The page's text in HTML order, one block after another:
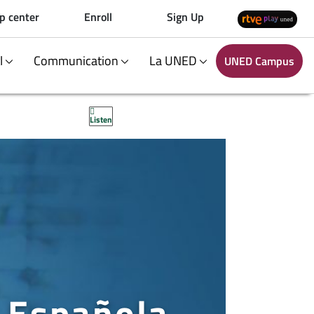
center Enroll Sign Up
Communication La UNED UNED Campus
Listen